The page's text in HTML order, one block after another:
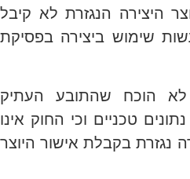
היצירה הנגזרת לא קיבל
שימוש ביצירה בפסיקת
הוכח שהתובע העתיק
טכניים וכי החוק אינו
נגזרת בקבלת אישור היוצר